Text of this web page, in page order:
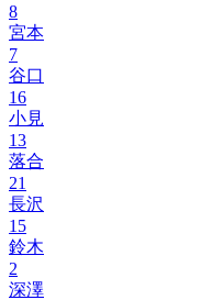
8
宮本
7
谷口
16
小見
13
落合
21
長沢
15
鈴木
2
深澤